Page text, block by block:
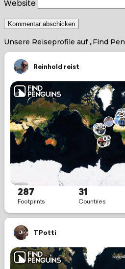
Website
Unsere Reiseprofile auf „Find